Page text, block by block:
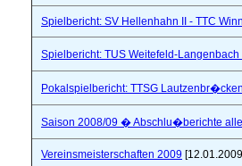
Spielbericht: SV Hellenhahn II - TTC
Spielbericht: TUS Weitefeld-
Pokalspielbericht: TTSG
Saison 2008/09 � Abschlu�berichte
Vereinsmeisterschaften 2009